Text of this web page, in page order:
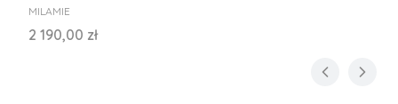
PRODUCENT
MILAMIE
Cena
2 190,00 zł